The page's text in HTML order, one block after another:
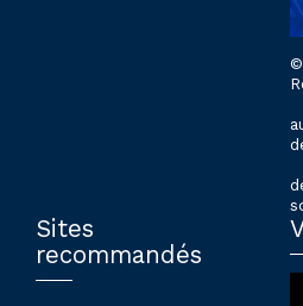
©
Sites
recommandés